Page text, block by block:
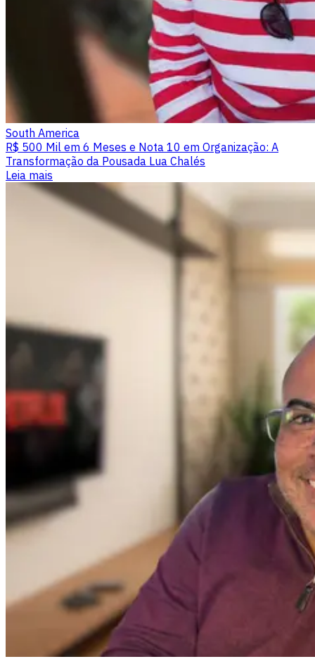
South America
R$ 500 Mil em 6 Meses e Nota 10 em Organização: A
Transformação da Pousada Lua Chalés
Leia mais